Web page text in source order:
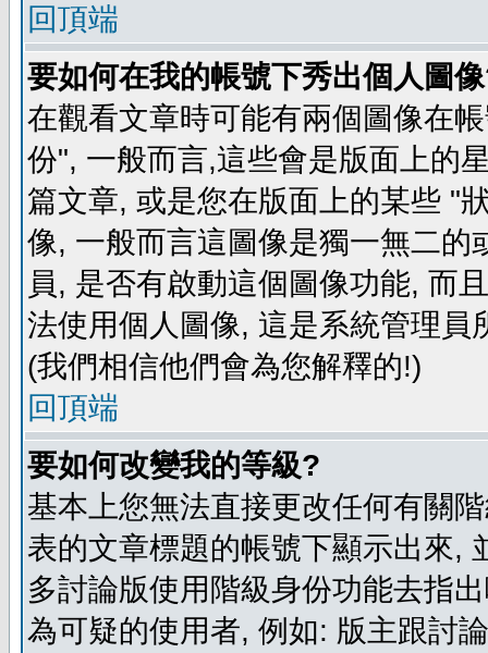
回頂端
要如何在我的帳號下秀出個人圖
在觀看文章時可能有兩個圖像在
份", 一般而言,這些會是版面上的
篇文章, 或是您在版面上的某些 "
像, 一般而言這圖像是獨一無二
員, 是否有啟動這個圖像功能, 而
法使用個人圖像, 這是系統管理
(我們相信他們會為您解釋的!)
回頂端
要如何改變我的等級?
基本上您無法直接更改任何有關
表的文章標題的帳號下顯示出來,
多討論版使用階級身份功能去指
為可疑的使用者, 例如: 版主跟討